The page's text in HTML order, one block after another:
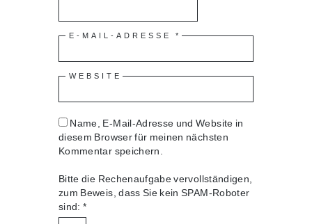
E-MAIL-ADRESSE *
WEBSITE
Name, E-Mail-Adresse und Website in
diesem Browser für meinen nächsten
Kommentar speichern.
Bitte die Rechenaufgabe vervollständigen,
zum Beweis, dass Sie kein SPAM-Roboter
sind: *